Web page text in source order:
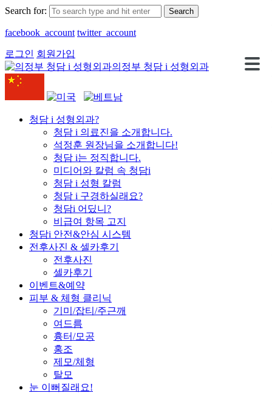
Search for:
facebook_account twitter_account
로그인 회원가입
의정부 청담 i 성형외과
청담 i 성형외과?
청담 i 의료진을 소개합니다.
석정훈 원장님을 소개합니다!
청담 i는 정직합니다.
미디어와 칼럼 속 청담i
청담 i 성형 칼럼
청담 i 구경하실래요?
청담i 어딨니?
비급여 항목 고지
청담i 안전&안심 시스템
전후사진 & 셀카후기
전후사진
셀카후기
이벤트&예약
피부 & 체형 클리닉
기미/잡티/주근깨
여드름
흉터/모공
홍조
제모/체형
탈모
눈 이뻐질래요!